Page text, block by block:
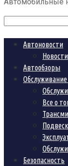
Поиск:
Автоновости
Новости
Автообзоры
Все о
Безопасность